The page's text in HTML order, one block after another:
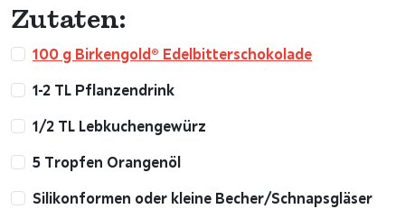
Zutaten:
100 g Birkengold® Edelbitterschokolade
1-2 TL Pflanzendrink
1/2 TL Lebkuchengewürz
5 Tropfen Orangenöl
Silikonformen oder kleine Becher/Schnapsgläser